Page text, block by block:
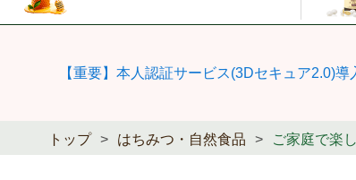
【重要】本人認証サービス(3Dセキュア2.0)導
トップ はちみつ・自然食品 ご家庭で楽